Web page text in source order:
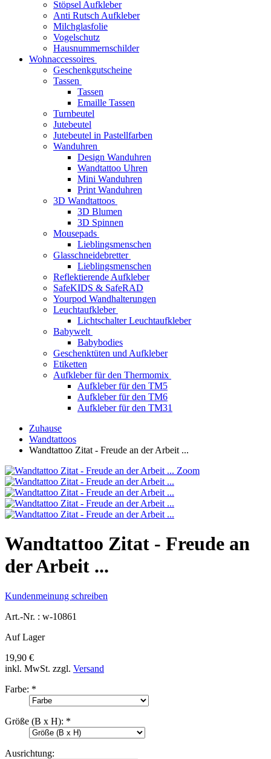
Stöpsel Aufkleber
Anti Rutsch Aufkleber
Milchglasfolie
Vogelschutz
Hausnummernschilder
Wohnaccessoires
Geschenkgutscheine
Tassen
Tassen
Emaille Tassen
Turnbeutel
Jutebeutel
Jutebeutel in Pastellfarben
Wanduhren
Design Wanduhren
Wandtattoo Uhren
Mini Wanduhren
Print Wanduhren
3D Wandtattoos
3D Blumen
3D Spinnen
Mousepads
Lieblingsmenschen
Glasschneidebretter
Lieblingsmenschen
Reflektierende Aufkleber
SafeKIDS & SafeRAD
Yourpod Wandhalterungen
Leuchtaufkleber
Lichtschalter Leuchtaufkleber
Babywelt
Babybodies
Geschenktüten und Aufkleber
Etiketten
Aufkleber für den Thermomix
Aufkleber für den TM5
Aufkleber für den TM6
Aufkleber für den TM31
Zuhause
Wandtattoos
Wandtattoo Zitat - Freude an der Arbeit ...
Zoom
Wandtattoo Zitat - Freude an
der Arbeit ...
Kundenmeinung schreiben
Art.-Nr. : w-10861
Auf Lager
19,90 €
inkl. MwSt. zzgl. Versand
Farbe: *
Größe (B x H): *
Ausrichtung: